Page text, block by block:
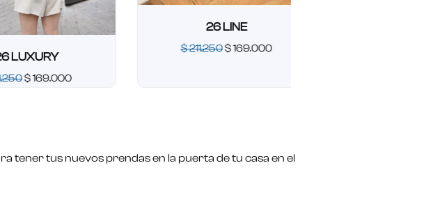
26 LINE
211.250$169.000
tener tus nuevos prendas en la puerta de tu casa en el